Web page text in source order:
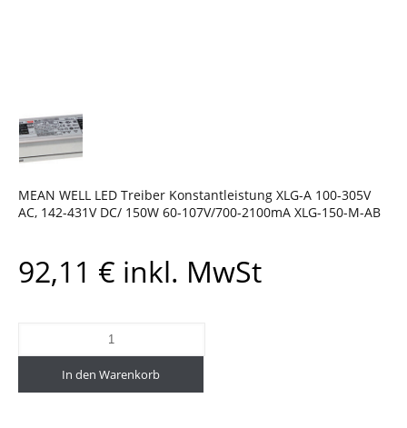
MEAN WELL LED Treiber Konstantleistung XLG-A 100-305V
AC, 142-431V DC/ 150W 60-107V/700-2100mA XLG-150-M-AB
92,11 € inkl. MwSt
In den Warenkorb